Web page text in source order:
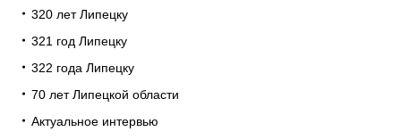
320 лет Липецку
321 год Липецку
322 года Липецку
70 лет Липецкой области
Актуальное интервью